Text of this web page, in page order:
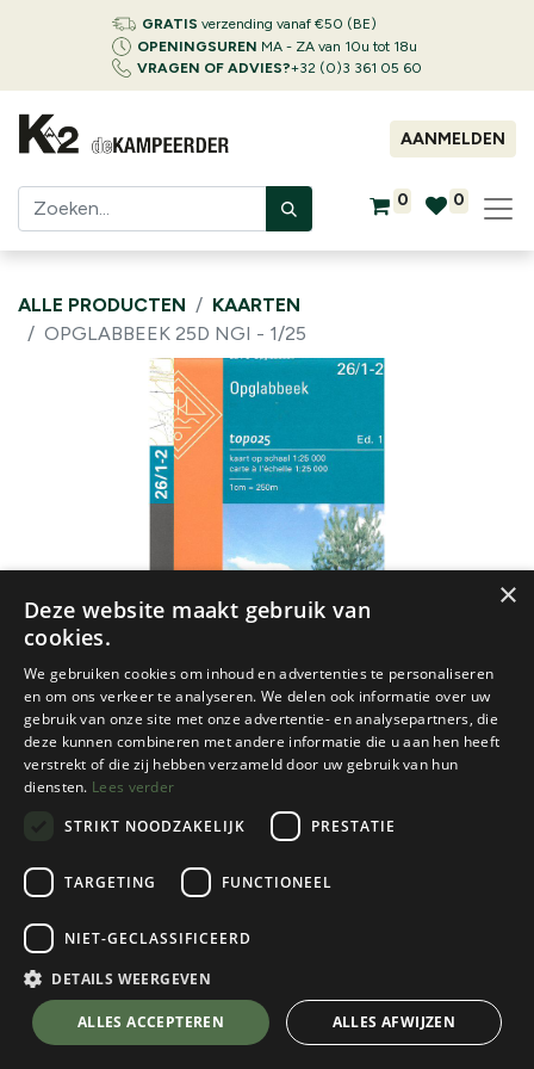
GRATIS verzending vanaf €50 (BE)
OPENINGSUREN MA - ZA van 10u tot 18u
VRAGEN OF ADVIES?+32 (0)3 361 05 60
AANMELDEN
0 0
ALLE PRODUCTEN
KAARTEN
OPGLABBEEK 25D NGI - 1/25
NGI
Opglabbeek 25d ngi - 1/25
€
8,50💬 Stel je vraag over dit product via WhatsApp
×
Deze website maakt gebruik van
cookies.
We gebruiken cookies om inhoud en advertenties te personaliseren
en om ons verkeer te analyseren. We delen ook informatie over uw
gebruik van onze site met onze advertentie- en analysepartners, die
deze kunnen combineren met andere informatie die u aan hen heeft
verstrekt of die zij hebben verzameld door uw gebruik van hun
diensten. Lees verder
STRIKT NOODZAKELIJK
PRESTATIE
TARGETING FUNCTIONEEL
NIET-GECLASSIFICEERD
DETAILS WEERGEVEN
ALLES ACCEPTEREN ALLES AFWIJZEN